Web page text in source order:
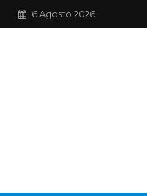
6 Agosto 2026